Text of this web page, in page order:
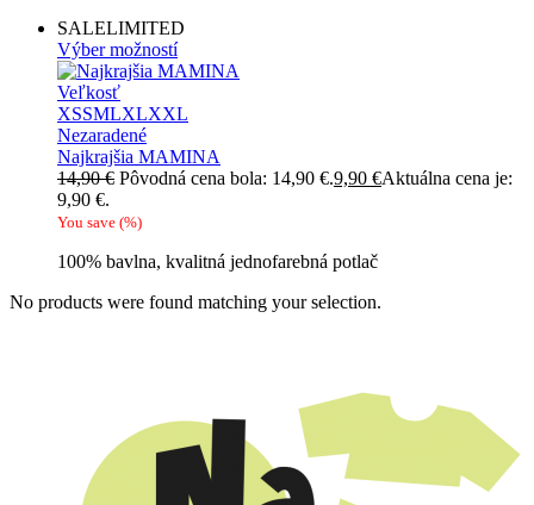
SALELIMITED
Výber možností
Veľkosť
XSSMLXLXXL
Nezaradené
Najkrajšia MAMINA
14,90€ Pôvodná cena bola: 14,90 €.9,90 €Aktuálna cena je:
9,90 €.
You save (%)
100% bavlna, kvalitná jednofarebná potlač
No products were found matching your selection.